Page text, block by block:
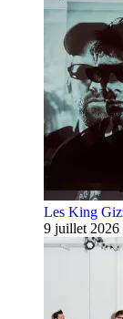
Les King
9 juillet 2026